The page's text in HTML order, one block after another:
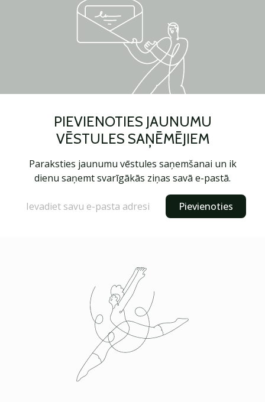
PIEVIENOTIES JAUNUMU
VĒSTULES SAŅĒMĒJIEM
Paraksties jaunumu vēstules saņemšanai un ik
dienu saņemt svarīgākās ziņas savā e-pastā.
Pievienoties